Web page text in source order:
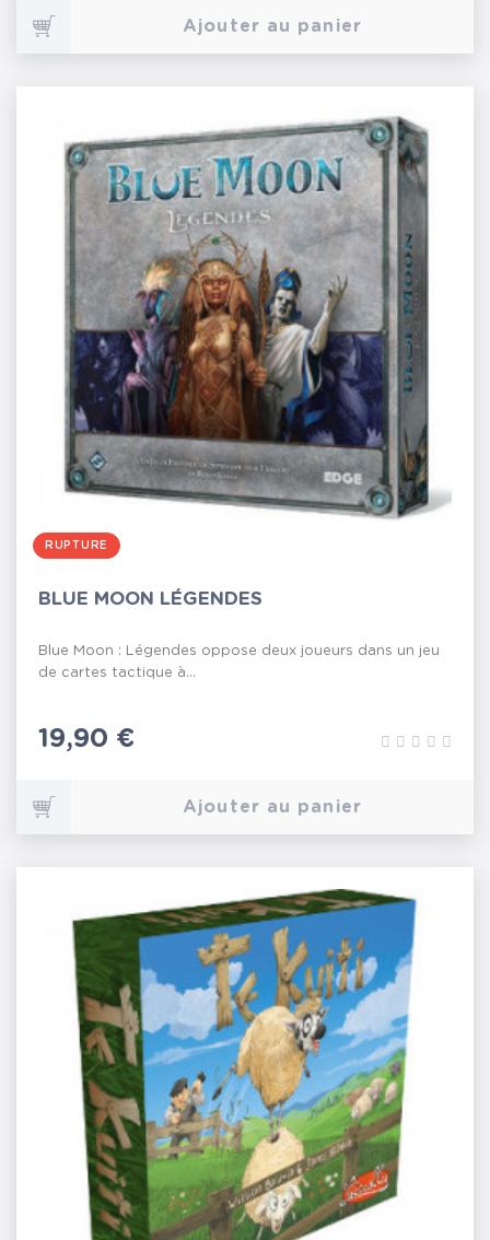
Ajouter au panier
RUPTURE
BLUE MOON LÉGENDES
Blue Moon : Légendes oppose deux joueurs dans un jeu
de cartes tactique à...
Prix
19,90 €
Ajouter au panier